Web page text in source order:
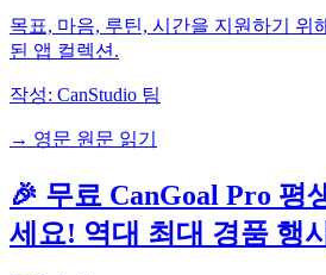
목표, 마음, 루틴, 시간을 지원하기 위
된 앱 컬렉션.
작성: CanStudio 팀
→ 영문 원문 읽기
🎉 무료 CanGoal Pro 평
세요! 역대 최대 경품 행